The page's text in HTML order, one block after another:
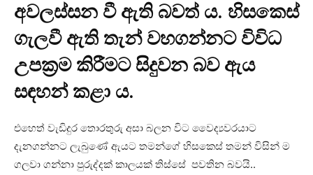
අවලස්සන වී ඇති බවත් ය. හිසකෙස්
ගැලවී ඇති තැන් වහගන්නට විවිධ
උපක්‍රම කිරීමට සිදුවන බව ඇය
සඳහන් කළා ය.
එහෙත් වැඩිදුර තොරතුරු අසා බලන විට වෛද්‍යවරයාට
දැනගන්නට ලැබුණේ ඇයට තමන්ගේ හිසකෙස් තමන් විසින් ම
ගලවා ගන්නා පුරුද්දක් කාලයක් තිස්සේ පවතින බවයි..